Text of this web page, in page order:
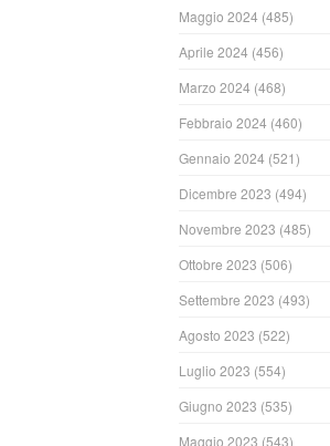
Maggio 2024 (485)
Aprile 2024 (456)
Marzo 2024 (468)
Febbraio 2024 (460)
Gennaio 2024 (521)
Dicembre 2023 (494)
Novembre 2023 (485)
Ottobre 2023 (506)
Settembre 2023 (493)
Agosto 2023 (522)
Luglio 2023 (554)
Giugno 2023 (535)
Maggio 2023 (543)